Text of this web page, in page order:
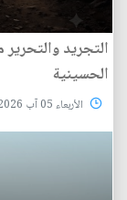
التجريد
الحسينية
الأربعاء 05 آب 2026